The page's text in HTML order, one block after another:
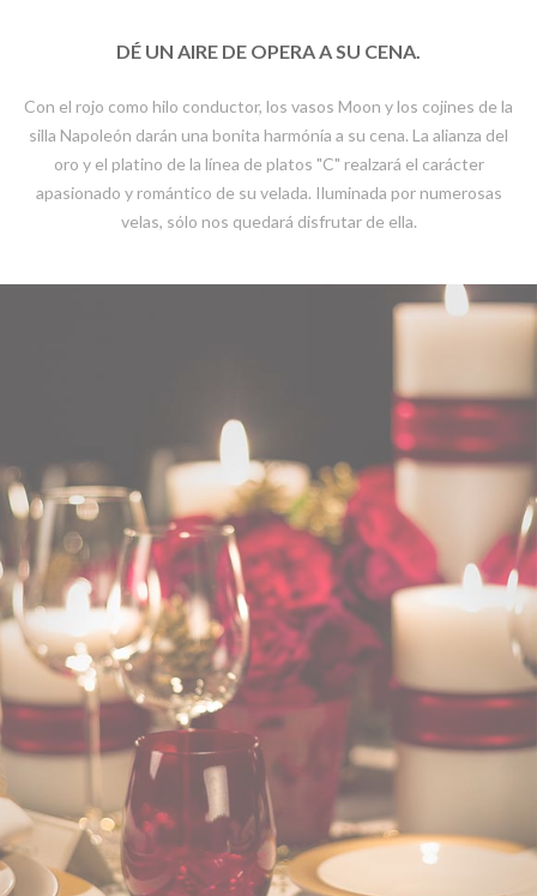
DÉ UN AIRE DE OPERA A SU CENA.
Con el rojo como hilo conductor, los vasos Moon y los cojines de la
silla Napoleón darán una bonita harmónía a su cena. La alianza del
oro y el platino de la línea de platos "C" realzará el carácter
apasionado y romántico de su velada. Iluminada por numerosas
velas, sólo nos quedará disfrutar de ella.